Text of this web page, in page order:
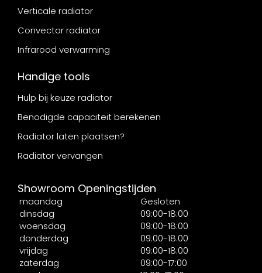
Verticale radiator
Convector radiator
Infrarood verwarming
Handige tools
Hulp bij keuze radiator
Benodigde capaciteit berekenen
Radiator laten plaatsen?
Radiator vervangen
Showroom Openingstijden
maandag
Gesloten
dinsdag
09:00-18:00
woensdag
09:00-18:00
donderdag
09:00-18:00
vrijdag
09:00-18:00
zaterdag
09:00-17:00